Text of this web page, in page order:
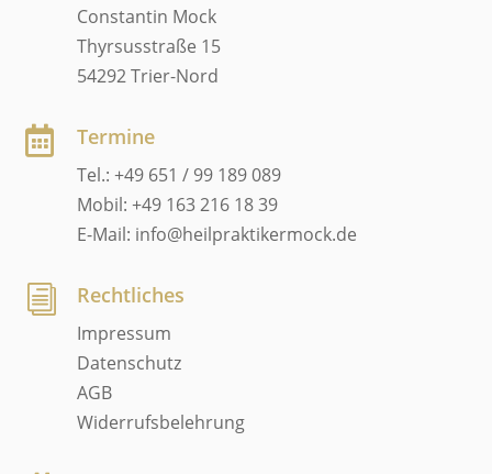
Constantin Mock
Thyrsusstraße 15
54292 Trier-Nord
 Termine
Tel.: +49 651 / 99 189 089
Mobil: +49 163 216 18 39
E-Mail: info@heilpraktikermock.de
i Rechtliches
Impressum
Datenschutz
AGB
Widerrufsbelehrung